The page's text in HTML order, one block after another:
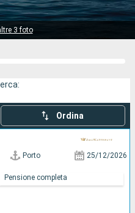
3 foto
Compagnie
Ordina
Porto 25/12/2026
Pensione completa